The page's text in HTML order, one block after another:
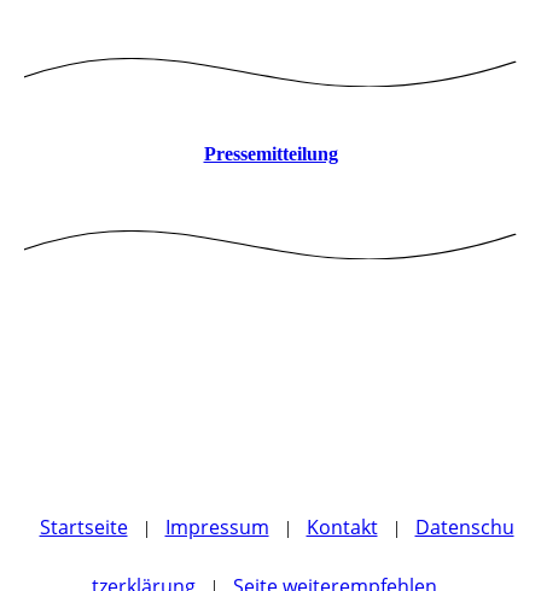
Pressemitteilung
Startseite | Impressum | Kontakt | Datenschu
|